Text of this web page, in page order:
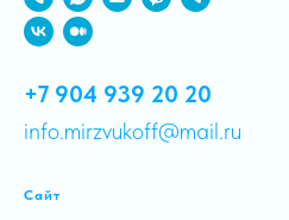
+7 904 939 20 20
info.mirzvukoff@mail.ru
Сайт